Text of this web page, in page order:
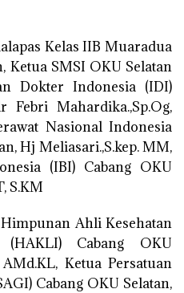
Kelas IIB Muaradua
Ketua SMSI OKU Selatan
Dokter Indonesia (IDI)
Febri Mahardika.,Sp.Og,
Nasional Indonesia
Hj Meliasari.,S.kep. MM,
(IBI) Cabang OKU
S.KM
Ahli Kesehatan
Cabang OKU
Ketua Persatuan
Cabang OKU Selatan,